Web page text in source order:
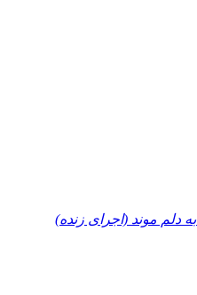
به دلم موند (اجرای زنده)